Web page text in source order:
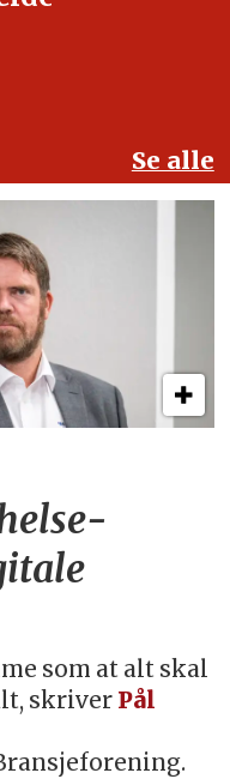
Se alle
som at alt skal
skriver Pål